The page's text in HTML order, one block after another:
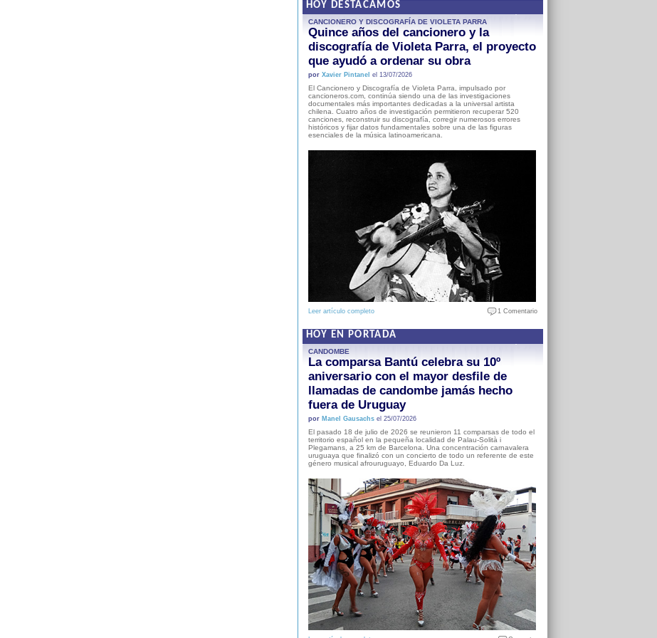
HOY DESTACAMOS
CANCIONERO Y DISCOGRAFÍA DE VIOLETA PARRA
Quince años del cancionero y la
discografía de Violeta Parra, el proyecto
que ayudó a ordenar su obra
por Xavier Pintanel el 13/07/2026
El Cancionero y Discografía de Violeta Parra, impulsado por
cancioneros.com, continúa siendo una de las investigaciones
documentales más importantes dedicadas a la universal artista
chilena. Cuatro años de investigación permitieron recuperar 520
canciones, reconstruir su discografía, corregir numerosos errores
históricos y fijar datos fundamentales sobre una de las figuras
esenciales de la música latinoamericana.
Leer artículo completo 1 Comentario
HOY EN PORTADA
CANDOMBE
La comparsa Bantú celebra su 10º
aniversario con el mayor desfile de
llamadas de candombe jamás hecho
fuera de Uruguay
por Manel Gausachsel 25/07/2026
El pasado 18 de julio de 2026 se reunieron 11 comparsas de todo el
territorio español en la pequeña localidad de Palau-Solità i
Plegamans, a 25 km de Barcelona. Una concentración carnavalera
uruguaya que finalizó con un concierto de todo un referente de este
género musical afrouruguayo, Eduardo Da Luz.